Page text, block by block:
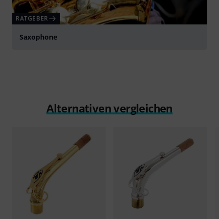
RATGEBER
Saxophone
Alternativen vergleichen